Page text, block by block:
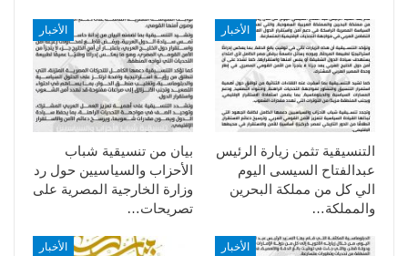
الأخبار
بيان من تنسيقية شباب
الأحزاب والسياسيين حول رد
وزارة الخارجية المصرية على
تصريحات…
الأخبار
التنسيقية تثمن زيارة الرئيس
عبدالفتاح السيسى اليوم
الي كل من مملكة البحرين
والمملكة…
الأخبار الأخبار